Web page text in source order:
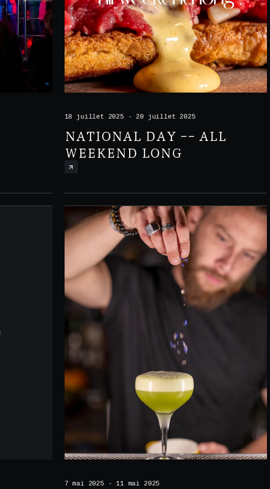
18 juillet 2025 - 20 juillet 2025
NATIONAL DAY -- ALL
WEEKEND LONG
7 mai 2025 - 11 mai 2025